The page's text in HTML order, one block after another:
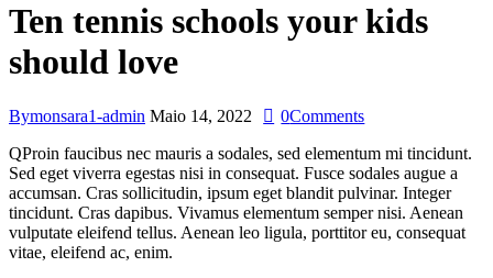
Ten tennis schools your kids
should love
Bymonsara1-admin Maio 14, 2022 0Comments
QProin faucibus nec mauris a sodales, sed elementum mi tincidunt.
Sed eget viverra egestas nisi in consequat. Fusce sodales augue a
accumsan. Cras sollicitudin, ipsum eget blandit pulvinar. Integer
tincidunt. Cras dapibus. Vivamus elementum semper nisi. Aenean
vulputate eleifend tellus. Aenean leo ligula, porttitor eu, consequat
vitae, eleifend ac, enim.